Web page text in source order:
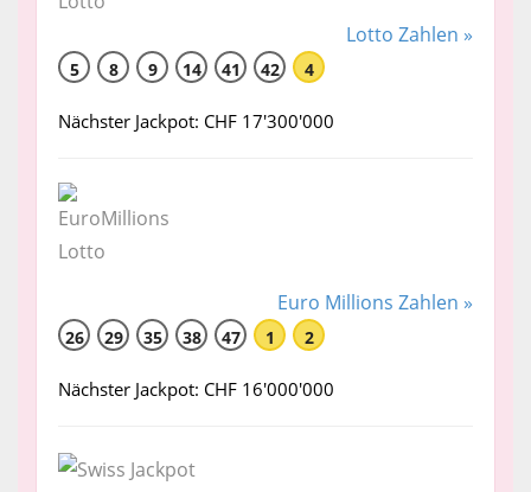
Lotto Zahlen »
5 8 9 14 41 42 4
Nächster Jackpot: CHF 17'300'000
Euro Millions Zahlen »
26 29 35 38 47 1 2
Nächster Jackpot: CHF 16'000'000